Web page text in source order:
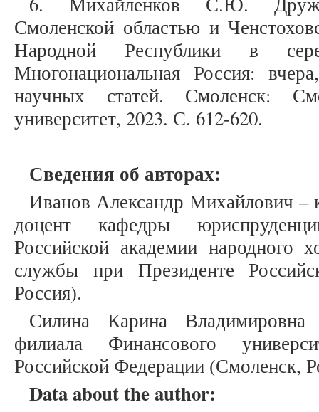
Смоленской областью и
Народной Республики в
Многонациональная Россия:
научных статей. Смоленск:
университет, 2023. С. 612-620.
Сведения об авторах:
Иванов Александр Михайлович –
доцент кафедры
Российской академии народного
службы при Президенте
Россия).
Силина Карина Владимировна
филиала Финансового
Российской Федерации (Смоленск,
Data about the author: